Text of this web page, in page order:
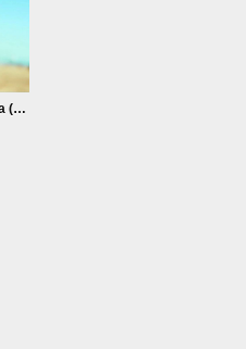
DJ Sava & MD DJ — Rigoletta (Stephano Rossi Remix)